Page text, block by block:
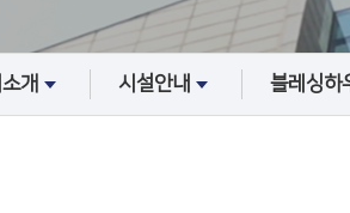
개 시설안내 블레싱하